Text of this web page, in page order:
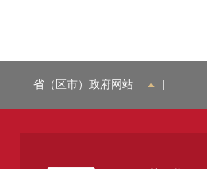
省（区市）政府网站